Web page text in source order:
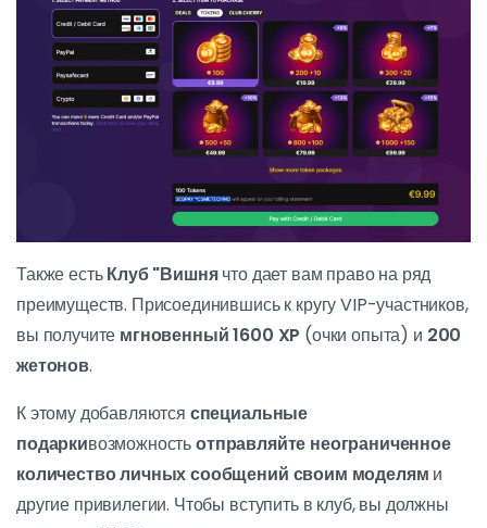
Также естьКлуб "Вишнячто дает вам право на ряд
преимуществ. Присоединившись к кругу VIP-участников,
вы получите мгновенный 1600 XP (очки опыта) и 200
жетонов.
К этому добавляются специальные
подаркивозможностьотправляйте неограниченное
количество личных сообщений своим моделям и
другие привилегии. Чтобы вступить в клуб, вы должны